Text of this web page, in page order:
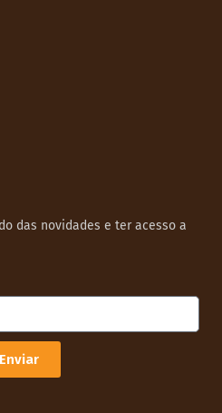
das novidades e ter acesso a
Enviar